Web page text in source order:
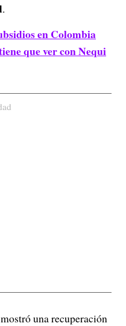
.
en Colombia
que ver con Nequi
una recuperación